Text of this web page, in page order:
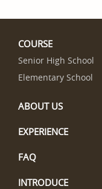
COURSE
Senior High School
Elementary School
ABOUT US
EXPERIENCE
FAQ
INTRODUCE